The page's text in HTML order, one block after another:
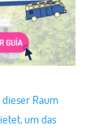
Raum
um das